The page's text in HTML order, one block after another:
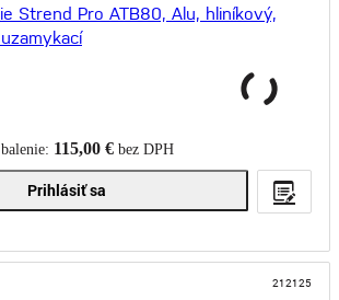
Strend Pro ATB80, Alu, hliníkový,
115,00 € bez DPH
Prihlásiť sa
212125